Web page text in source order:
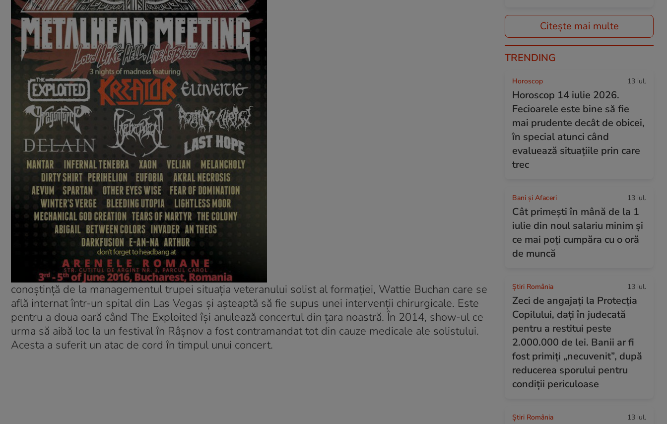
conoștință de la managementul trupei situația veteranului solist al formației, Wattie Buchan care se
află internat într-un spital din Las Vegas și așteaptă să fie supus unei intervenții chirurgicale. Este
pentru a doua oară când The Exploited își anulează concertul din țara noastră. În 2014, show-ul ce
urma să aibă loc la un festival în Râșnov a fost contramandat tot din cauze medicale ale solistului.
Acesta a suferit un atac de cord în timpul unui concert.
Citește mai multe
TRENDING
Horoscop 13 iul.
Horoscop 14 iulie 2026.
Fecioarele este bine să fie
mai prudente decât de obicei,
în special atunci când
evaluează situațiile prin care
trec
Bani și Afaceri 13 iul.
Cât primești în mână de la 1
iulie din noul salariu minim și
ce mai poți cumpăra cu o oră
de muncă
Știri România 13 iul.
Zeci de angajați la Protecția
Copilului, dați în judecată
pentru a restitui peste
2.000.000 de lei. Banii ar fi
fost primiți „necuvenit”, după
reducerea sporului pentru
condiții periculoase
Știri România 13 iul.